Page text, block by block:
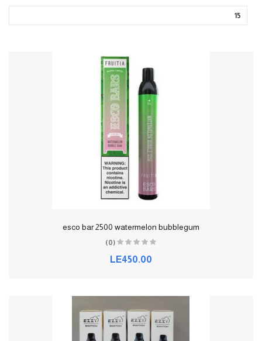
esco bar 2500 watermelon bubblegum
(0)
LE450.00